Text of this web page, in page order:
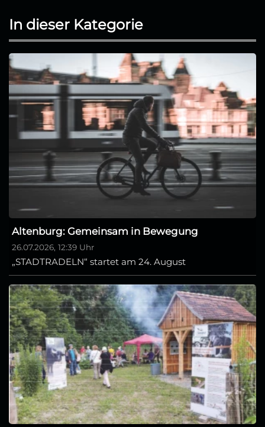
In dieser Kategorie
Altenburg: Gemeinsam in Bewegung
26.07.2026, 12:39 Uhr
„STADTRADELN“ startet am 24. August